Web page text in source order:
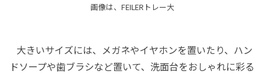
画像は、FEILERトレー大
大きいサイズには、メガネやイヤホンを置いたり、ハン
ドソープや歯ブラシなど置いて、洗面台をおしゃれに彩る